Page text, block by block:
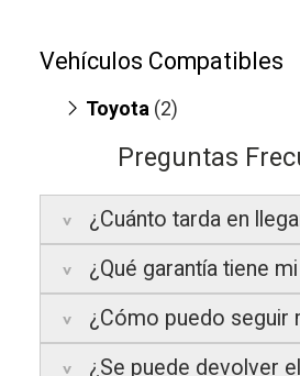
Vehículos Compatibles
Toyota (2)
Landcruiser 3.0 (TD,
Preguntas
¿Cuánto tarda en
Península:Entregamos en
estimado de24 a 48 horas
realizas tu pedido antes de
Islas Baleares:El tiempo
¿Qué garantía tiene
La garantía varía según el
¿Cómo puedo seguir
¿Se puede devolver